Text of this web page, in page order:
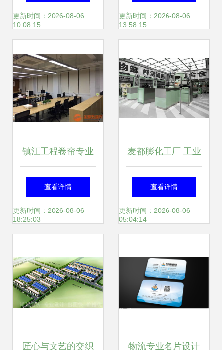
年部分机构专业表
更新时间：2026-08-06
10:08:15
物”的消费新模式
更新时间：2026-08-06
13:58:15
镇江工程卷帘专业
批发 安全放心，专
业设计服务护航品
查看详情
更新时间：2026-08-06
18:25:03
麦都膨化工厂 工业
美学工业风中的精
细匠心
查看详情
更新时间：2026-08-06
05:04:14
匠心与文艺的交织 物流专业名片设计